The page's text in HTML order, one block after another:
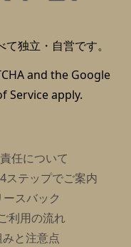
独立・自営です。
and the Google
Serviceapply.
任について
ステップでご案内
スバック
利用の流れ
と注意点